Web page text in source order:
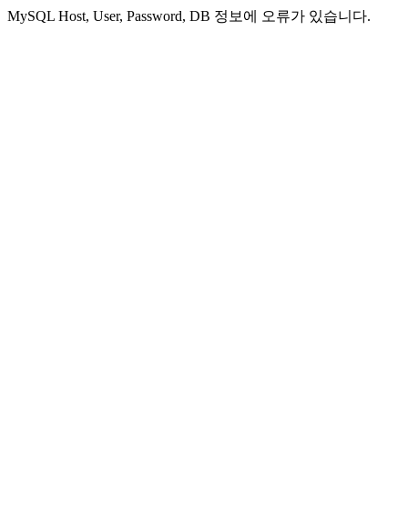
MySQL Host, User, Password, DB 정보에 오류가 있습니다.